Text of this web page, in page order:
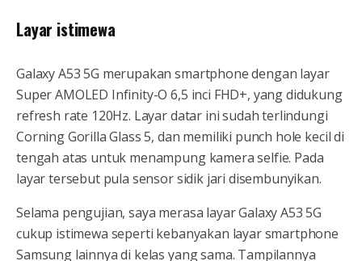
Layar istimewa
Galaxy A53 5G merupakan smartphone dengan layar
Super AMOLED Infinity-O 6,5 inci FHD+, yang didukung
refresh rate 120Hz. Layar datar ini sudah terlindungi
Corning Gorilla Glass 5, dan memiliki punch hole kecil di
tengah atas untuk menampung kamera selfie. Pada
layar tersebut pula sensor sidik jari disembunyikan.
Selama pengujian, saya merasa layar Galaxy A53 5G
cukup istimewa seperti kebanyakan layar smartphone
Samsung lainnya di kelas yang sama. Tampilannya